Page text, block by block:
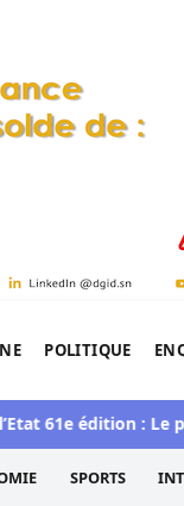
de
POLITIQUE
édition : Le
SPORTS